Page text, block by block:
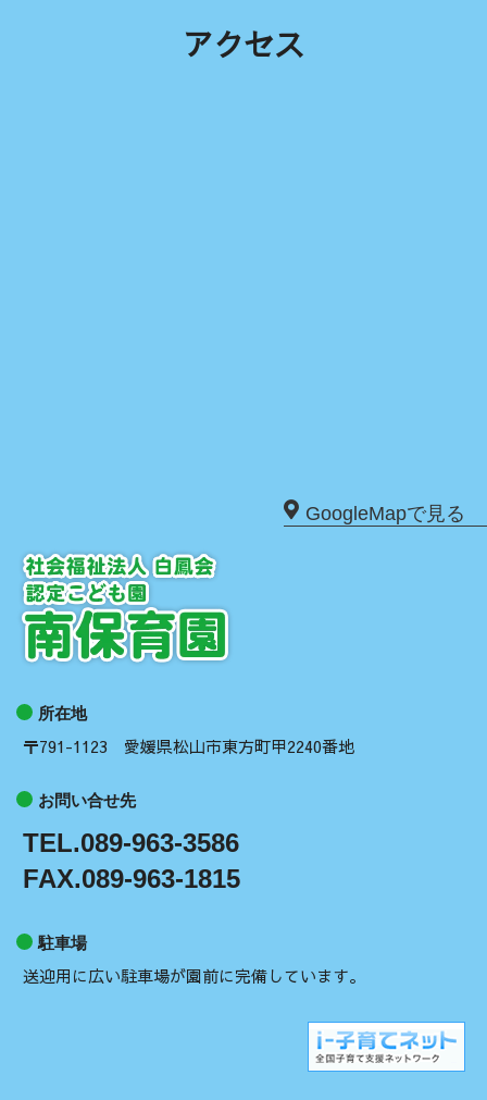
アクセス
GoogleMapで見る
所在地
〒791-1123 愛媛県松山市東方町甲2240番地
お問い合せ先
TEL.089-963-3586
FAX.089-963-1815
駐車場
送迎用に広い駐車場が園前に完備しています。